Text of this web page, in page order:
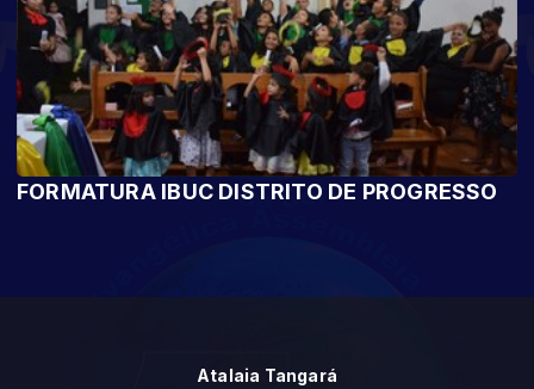
FORMATURA IBUC DISTRITO DE PROGRESSO
Atalaia Tangará